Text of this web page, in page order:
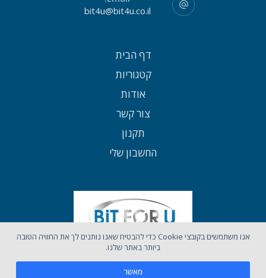
bit4u@bit4u.co.il
דף הבית
קטגוריות
אודות
צור קשר
תקנון
החשבון שלי
אנו משתמשים בקובצי Cookie כדי להבטיח שאנו נותנים לך את החוויה הטובה
ביותר באתר שלנו.
מאשר